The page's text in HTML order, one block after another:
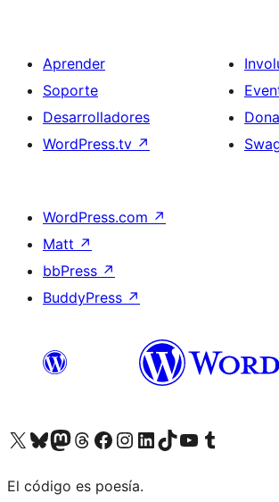
Aprender
Soporte
Desarrolladores
WordPress.tv ↗
WordPress.com ↗
Matt ↗
bbPress ↗
BuddyPress ↗
Visita nuestra cuenta de X (anteriormente Twitter)
Visita nuestra cuenta de Bluesky
Visita nuestra cuenta de Mastodon
Visita nuestra cuenta de Threads
Visita nuestra página de Facebook
Visita nuestra cuenta de Instagram
Visita nuestra cuenta de LinkedIn
Visita nuestra cuenta de TikTok
Visita nuestro canal de YouTube
Visita nuestra cuenta de Tumblr
El código es poesía.